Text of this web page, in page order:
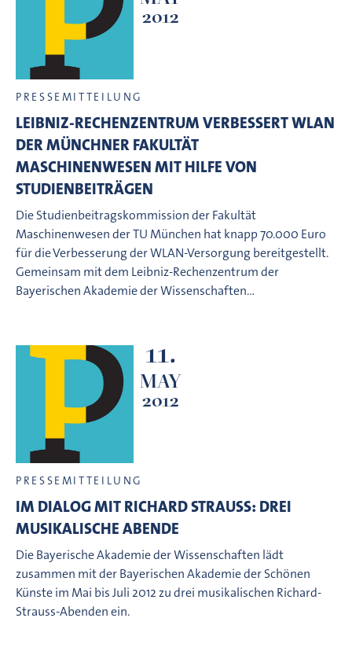
2012
PRESSEMITTEILUNG
LEIBNIZ-RECHENZENTRUM VERBESSERT WLAN
DER MÜNCHNER FAKULTÄT
MASCHINENWESEN MIT HILFE VON
STUDIENBEITRÄGEN
Die Studienbeitragskommission der Fakultät
Maschinenwesen der TU München hat knapp 70.000 Euro
für die Verbesserung der WLAN-Versorgung bereitgestellt.
Gemeinsam mit dem Leibniz-Rechenzentrum der
Bayerischen Akademie der Wissenschaften…
11.
MAY
2012
PRESSEMITTEILUNG
IM DIALOG MIT RICHARD STRAUSS: DREI
MUSIKALISCHE ABENDE
Die Bayerische Akademie der Wissenschaften lädt
zusammen mit der Bayerischen Akademie der Schönen
Künste im Mai bis Juli 2012 zu drei musikalischen Richard-
Strauss-Abenden ein.